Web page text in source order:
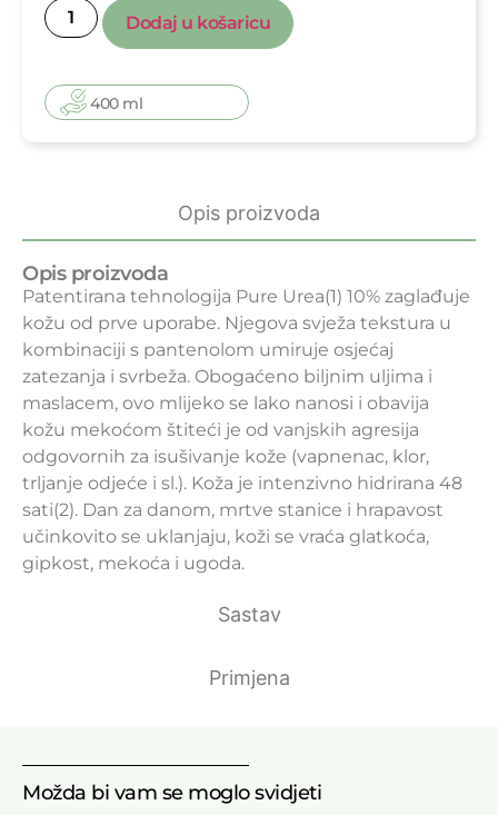
Dodaj u košaricu
400 ml
Opis proizvoda
Sastav
Primjena
Opis proizvoda
Patentirana tehnologija Pure Urea(1) 10% zaglađuje
kožu od prve uporabe. Njegova svježa tekstura u
kombinaciji s pantenolom umiruje osjećaj
zatezanja i svrbeža. Obogaćeno biljnim uljima i
maslacem, ovo mlijeko se lako nanosi i obavija
kožu mekoćom štiteći je od vanjskih agresija
odgovornih za isušivanje kože (vapnenac, klor,
trljanje odjeće i sl.). Koža je intenzivno hidrirana 48
sati(2). Dan za danom, mrtve stanice i hrapavost
učinkovito se uklanjaju, koži se vraća glatkoća,
gipkost, mekoća i ugoda.
Možda bi vam se moglo svidjeti